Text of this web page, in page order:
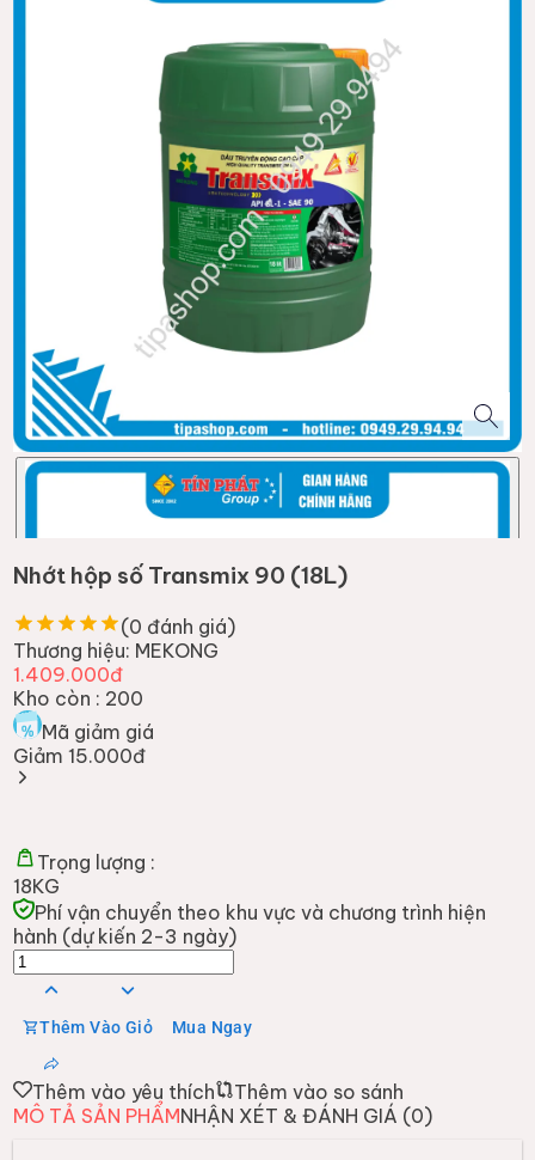
Nhớt hộp số Transmix 90 (18L)
(0 đánh giá)
Thương hiệu: MEKONG
1.409.000đ
Kho còn : 200
Mã giảm giá
Giảm 15.000đ
Trọng lượng :
18KG
Phí vận chuyển theo khu vực và chương trình hiện
hành (dự kiến 2-3 ngày)
Thêm Vào Giỏ Mua Ngay
Thêm vào yêu thích
Thêm vào so sánh
MÔ TẢ SẢN PHẨMNHẬN XÉT & ĐÁNH GIÁ (0)